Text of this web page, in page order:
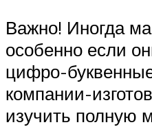
Важно! Иногда
особенно если
цифро-
компании-
изучить полную